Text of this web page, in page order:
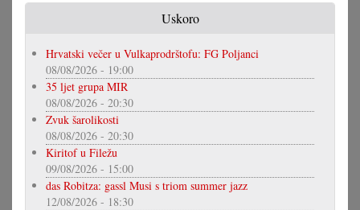
Uskoro
Hrvatski večer u Vulkaprodrštofu: FG Poljanci
08/08/2026 - 19:00
35 ljet grupa MIR
08/08/2026 - 20:30
Zvuk šarolikosti
08/08/2026 - 20:30
Kiritof u Filežu
09/08/2026 - 15:00
das Robitza: gassl Musi s triom summer jazz
12/08/2026 - 18:30